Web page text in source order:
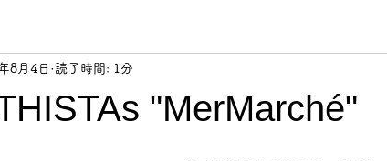
"MerMarché"
8月4日 読了時間: 1分